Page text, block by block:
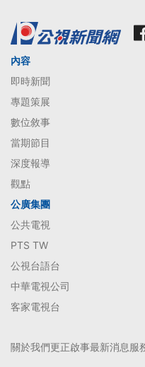
內容
即時新聞
專題策展
數位敘事
當期節目
深度報導
觀點
公廣集團
公共電視
PTS TW
公視台語台
中華電視公司
客家電視台
關於我們更正啟事最新消息服